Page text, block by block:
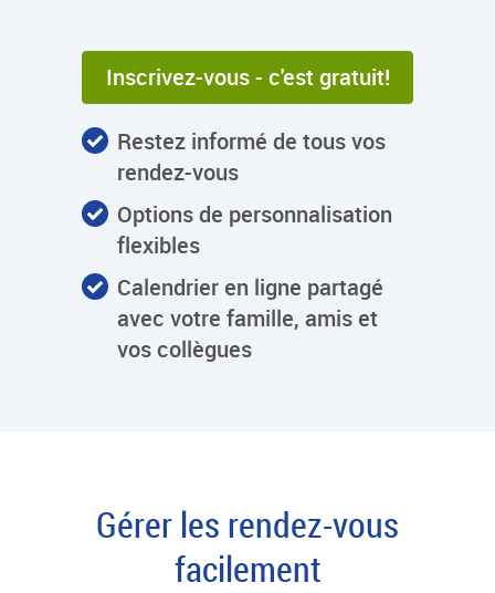
Restez informé de tous vos
rendez-vous
Options de personnalisation
flexibles
Calendrier en ligne partagé
avec votre famille, amis et
vos collègues
Inscrivez-vous - c'est gratuit!
Gérer les rendez-vous
facilement